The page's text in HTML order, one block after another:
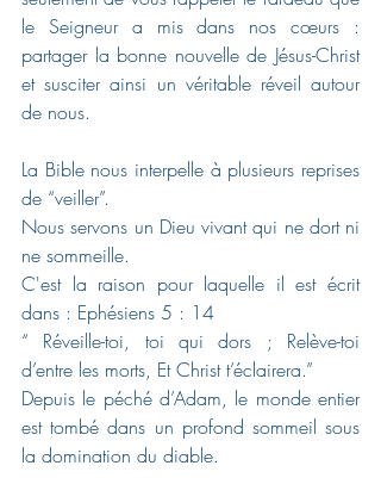
le Seigneur a mis dans nos cœurs :
partager la bonne nouvelle de Jésus-Christ
et susciter ainsi un véritable réveil autour
de nous.
La Bible nous interpelle à plusieurs reprises
de “veiller”.
Nous servons un Dieu vivant qui ne dort ni
ne sommeille.
C'est la raison pour laquelle il est écrit
dans : Ephésiens 5 : 14
“ Réveille-toi, toi qui dors ; Relève-toi
d’entre les morts, Et Christ t’éclairera.”
Depuis le péché d’Adam, le monde entier
est tombé dans un profond sommeil sous
la domination du diable.